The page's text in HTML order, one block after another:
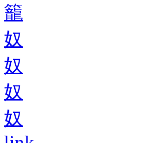
籠
奴
奴
奴
奴